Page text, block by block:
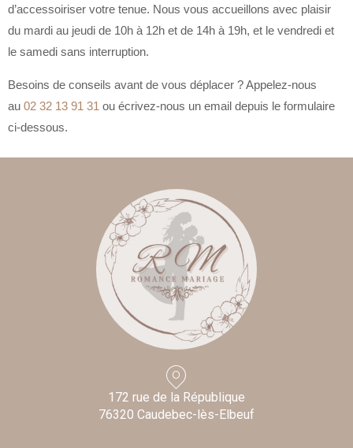
d’accessoiriser votre tenue. Nous vous accueillons avec plaisir
du mardi au jeudi de 10h à 12h et de 14h à 19h, et le vendredi et
le samedi sans interruption.
Besoins de conseils avant de vous déplacer ? Appelez-nous
au 02 32 13 91 31 ou écrivez-nous un email depuis le formulaire
ci-dessous.
172 rue de la République
76320 Caudebec-lès-Elbeuf